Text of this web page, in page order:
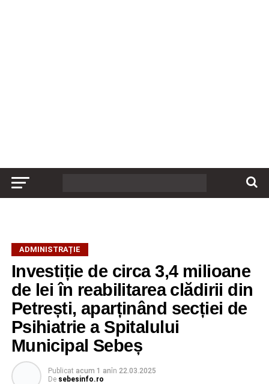
ADMINISTRAȚIE
Investiție de circa 3,4 milioane
de lei în reabilitarea clădirii din
Petrești, aparținând secției de
Psihiatrie a Spitalului
Municipal Sebeș
Publicat acum 1 anîn 22.03.2025
De sebesinfo.ro